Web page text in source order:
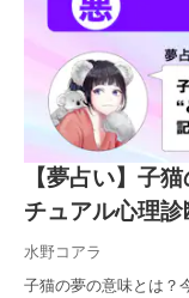
【夢占い】子
チュアル心理診
水野コアラ
子猫の夢の意味とは？